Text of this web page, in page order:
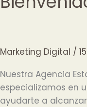
Marketing Digital /
Nuestra Agencia
especializamos en
ayudarte a